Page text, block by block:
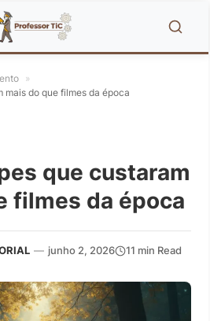
»
do que filmes da época
que custaram
filmes da época
— junho 2, 2026 11 min Read